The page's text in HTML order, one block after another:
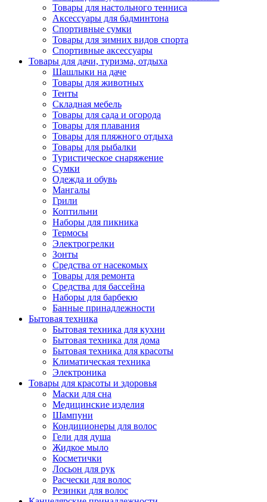
Товары для настольного тенниса
Аксессуары для бадминтона
Спортивные сумки
Товары для зимних видов спорта
Спортивные аксессуары
Товары для дачи, туризма, отдыха
Шашлыки на даче
Товары для животных
Тенты
Складная мебель
Товары для сада и огорода
Товары для плавания
Товары для пляжного отдыха
Товары для рыбалки
Туристическое снаряжение
Сумки
Одежда и обувь
Мангалы
Грили
Коптильни
Наборы для пикника
Термосы
Электрогрелки
Зонты
Средства от насекомых
Товары для ремонта
Средства для бассейна
Наборы для барбекю
Банные принадлежности
Бытовая техника
Бытовая техника для кухни
Бытовая техника для дома
Бытовая техника для красоты
Климатическая техника
Электроника
Товары для красоты и здоровья
Маски для сна
Медицинские изделия
Шампуни
Кондиционеры для волос
Гели для душа
Жидкое мыло
Косметички
Лосьон для рук
Расчески для волос
Резинки для волос